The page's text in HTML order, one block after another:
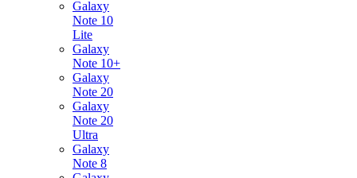
Galaxy
Note 10
Lite
Galaxy
Note 10+
Galaxy
Note 20
Galaxy
Note 20
Ultra
Galaxy
Note 8